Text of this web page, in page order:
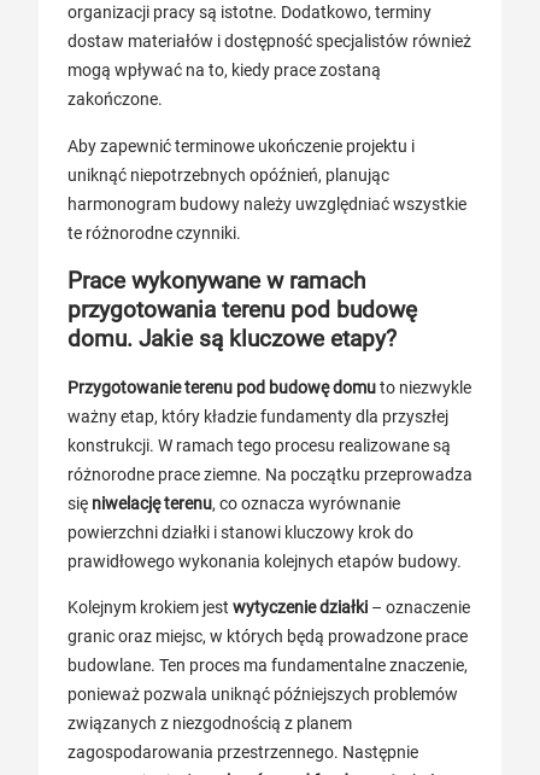
organizacji pracy są istotne. Dodatkowo, terminy
dostaw materiałów i dostępność specjalistów również
mogą wpływać na to, kiedy prace zostaną
zakończone.
Aby zapewnić terminowe ukończenie projektu i
uniknąć niepotrzebnych opóźnień, planując
harmonogram budowy należy uwzględniać wszystkie
te różnorodne czynniki.
Prace wykonywane w ramach
przygotowania terenu pod budowę
domu. Jakie są kluczowe etapy?
Przygotowanie terenu pod budowę domuto niezwykle
ważny etap, który kładzie fundamenty dla przyszłej
konstrukcji. W ramach tego procesu realizowane są
różnorodne prace ziemne. Na początku przeprowadza
się niwelację terenu, co oznacza wyrównanie
powierzchni działki i stanowi kluczowy krok do
prawidłowego wykonania kolejnych etapów budowy.
Kolejnym krokiem jest wytyczenie działki – oznaczenie
granic oraz miejsc, w których będą prowadzone prace
budowlane. Ten proces ma fundamentalne znaczenie,
ponieważ pozwala uniknąć późniejszych problemów
związanych z niezgodnością z planem
zagospodarowania przestrzennego. Następnie